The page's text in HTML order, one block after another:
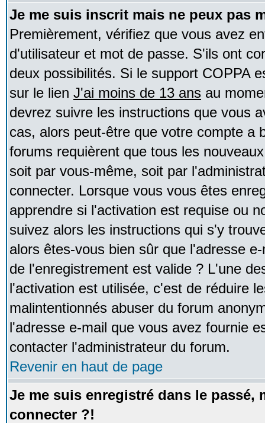
Je me suis inscrit mais ne peux pas
Premièrement, vérifiez que vous avez
d'utilisateur et mot de passe. S'ils ont
deux possibilités. Si le support COPPA
sur le lien J'ai moins de 13 ans au
devrez suivre les instructions que vous
cas, alors peut-être que votre compte a
forums requièrent que tous les
soit par vous-même, soit par
connecter. Lorsque vous vous êtes
apprendre si l'activation est requise ou
suivez alors les instructions qui s'y
alors êtes-vous bien sûr que l'adresse
de l'enregistrement est valide ? L'une
l'activation est utilisée, c'est de réduire
malintentionnés abuser du forum
l'adresse e-mail que vous avez fournie
contacter l'administrateur du forum.
Revenir en haut de page
Je me suis enregistré dans le passé,
connecter ?!